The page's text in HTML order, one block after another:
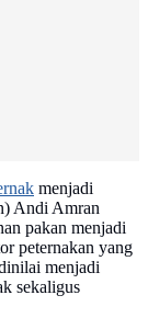
menjadi
Andi Amran
pakan menjadi
peternakan yang
menjadi
sekaligus